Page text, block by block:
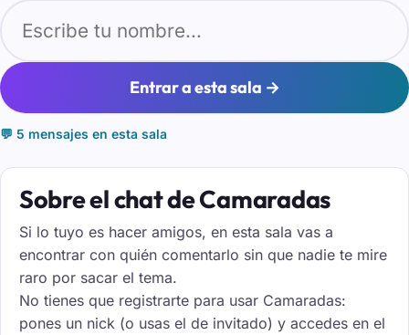
Entrar a esta sala →
💬 5 mensajes en esta sala
Sobre el chat de Camaradas
Si lo tuyo es hacer amigos, en esta sala vas a
encontrar con quién comentarlo sin que nadie te mire
raro por sacar el tema.
No tienes que registrarte para usar Camaradas:
pones un nick (o usas el de invitado) y accedes en el